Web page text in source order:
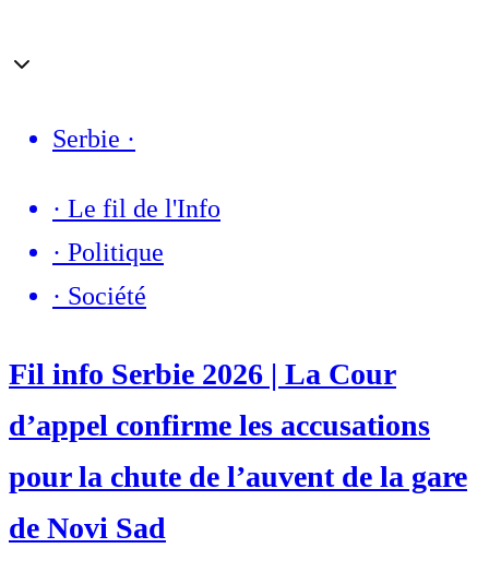
Serbie ·
· Le fil de l'Info
· Politique
· Société
Fil info Serbie 2026 | La Cour
d’appel confirme les accusations
pour la chute de l’auvent de la gare
de Novi Sad